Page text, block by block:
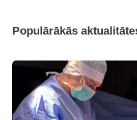
Populārākās